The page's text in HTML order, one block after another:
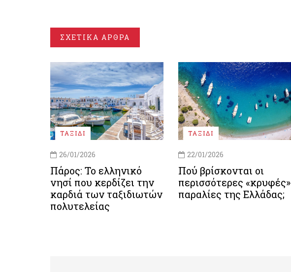
ΣΧΕΤΙΚΑ ΑΡΘΡΑ
ΤΑΞΙΔΙ
26/01/2026
Πάρος: Το ελληνικό
νησί που κερδίζει την
καρδιά των ταξιδιωτών
πολυτελείας
ΤΑΞΙΔΙ
22/01/2026
Πού βρίσκονται οι
περισσότερες «κρυφές»
παραλίες της Ελλάδας;